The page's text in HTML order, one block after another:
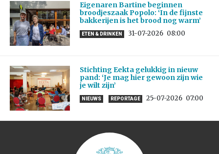
Eigenaren Bartine beginnen
broodjeszaak Popolo: ‘In de fijnste
bakkerijen is het brood nog warm’
ETEN & DRINKEN 31-07-2026 08:00
Stichting Eekta gelukkig in nieuw
pand: ‘Je mag hier gewoon zijn wie
je wilt zijn’
NIEUWS REPORTAGE 25-07-2026 07:00